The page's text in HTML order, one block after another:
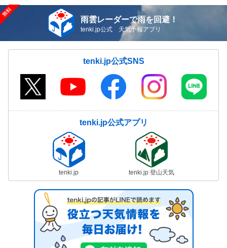
雨雲レーダーで雨を回避！
tenki.jp公式 天気予報アプリ
tenki.jp公式SNS
tenki.jp公式アプリ
tenki.jp tenki.jp 登山天気